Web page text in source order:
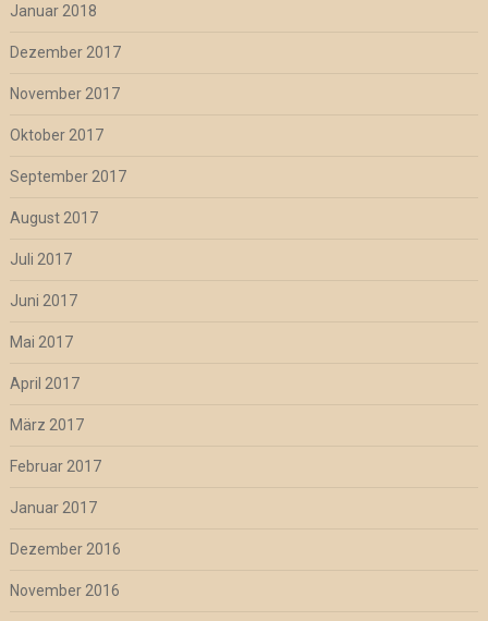
Januar 2018
Dezember 2017
November 2017
Oktober 2017
September 2017
August 2017
Juli 2017
Juni 2017
Mai 2017
April 2017
März 2017
Februar 2017
Januar 2017
Dezember 2016
November 2016